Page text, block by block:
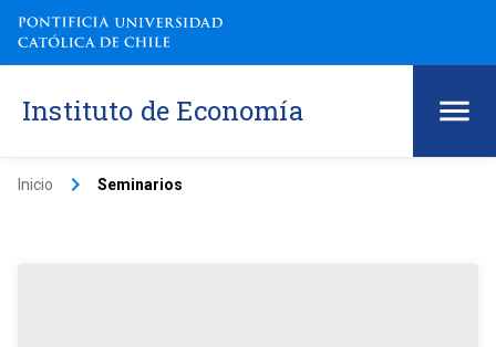
Instituto de Economía
Inicio keyboard_arrow_right Seminarios